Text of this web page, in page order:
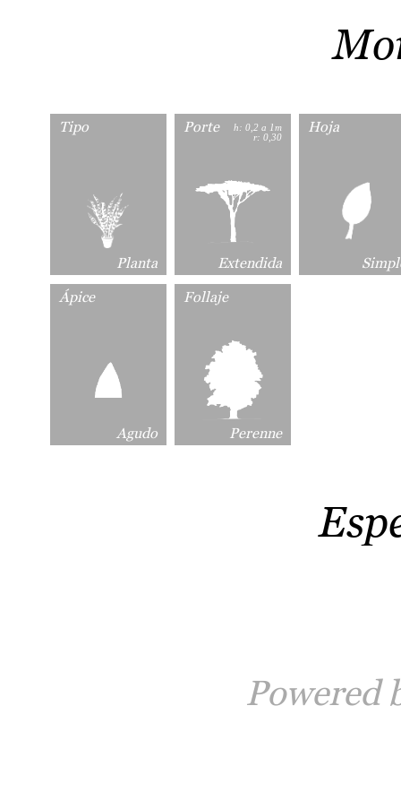
Tipo
Planta
Porte
h: 0,2 a 1m
r: 0,30
Extendida
Hoja
Ápice
Agudo
Follaje
Perenne
Powered